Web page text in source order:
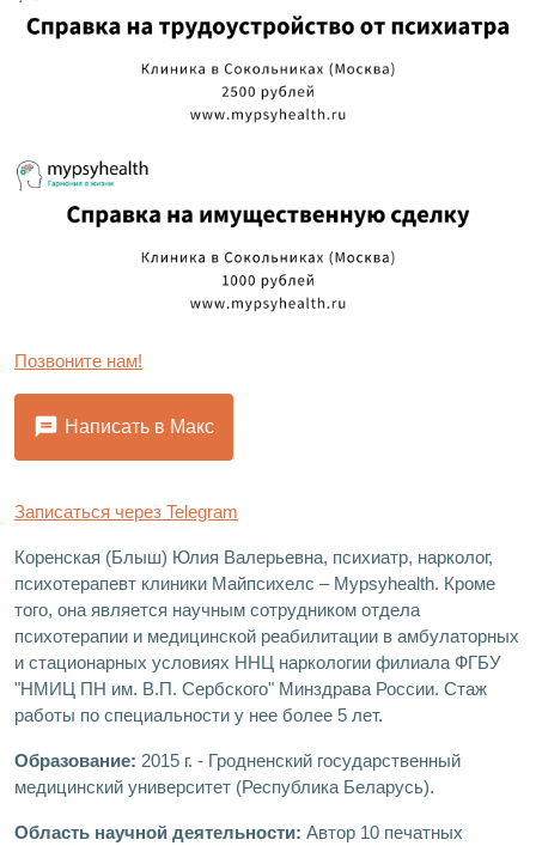
Позвоните нам!
Написать в Макс
Записаться через Telegram
Коренская (Блыш) Юлия Валерьевна, психиатр, нарколог,
психотерапевт клиники Майпсихелс – Mypsyhealth. Кроме
того, она является научным сотрудником отдела
психотерапии и медицинской реабилитации в амбулаторных
и стационарных условиях ННЦ наркологии филиала ФГБУ
"НМИЦ ПН им. В.П. Сербского" Минздрава России. Стаж
работы по специальности у нее более 5 лет.
Образование: 2015 г. - Гродненский государственный
медицинский университет (Республика Беларусь).
Область научной деятельности: Автор 10 печатных